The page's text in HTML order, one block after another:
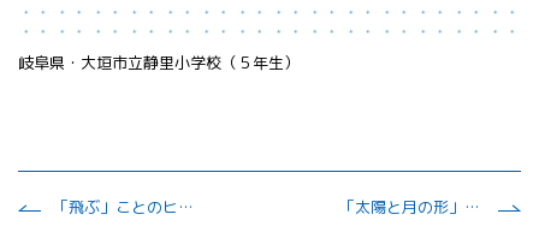
岐阜県・大垣市立静里小学校（５年生）
「飛ぶ」ことのヒミツをさぐろう！ 「太陽と月の形」、「飛ぶ科学」